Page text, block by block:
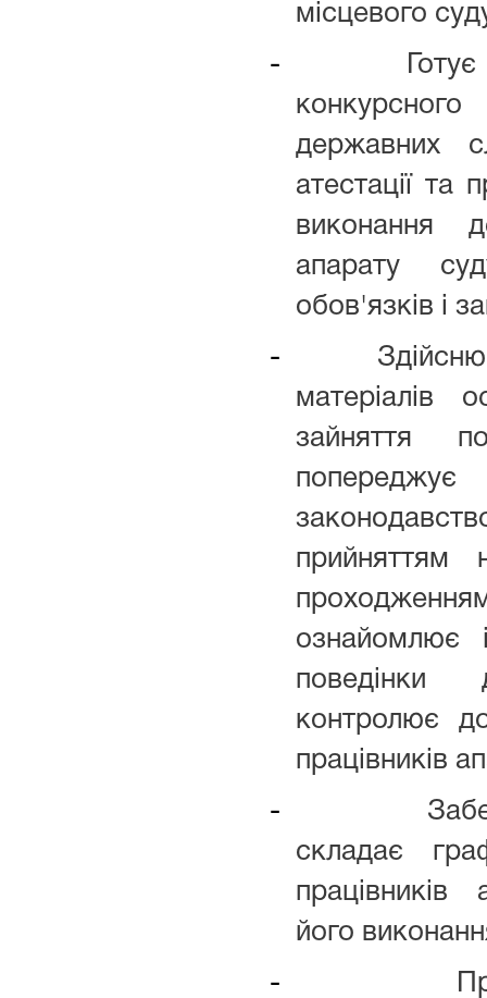
місцевого
-
державних
атестації та
виконання
апарату
обов'язків і
-
матеріалів
зайняття
ознайомлює
поведінки
контролює
працівників
-
складає
його
-